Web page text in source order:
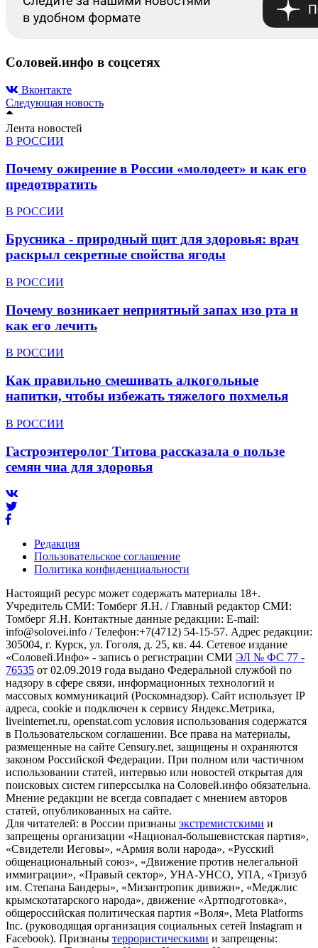
Соловей.инфо в соцсетях
Вконтакте
Следующая новость
Лента новостей
В РОССИИ
Почему ожирение в России «молодеет» и как его
предотвратить
В РОССИИ
Брусника - природный щит для здоровья: врач
раскрыл секретные свойства ягоды
В РОССИИ
Почему возникает неприятный запах изо рта и
как его лечить
В РОССИИ
Как правильно смешивать алкогольные
напитки, чтобы избежать тяжелого похмелья
В РОССИИ
Гастроэнтеролог Титова рассказала о пользе
семян чиа для здоровья
Редакция
Пользовательское соглашение
Политика конфиденциальности
Настоящий ресурс может содержать материалы 18+.
Учредитель СМИ: Томберг Я.Н. / Главный редактор СМИ:
Томберг Я.Н. Контактные данные редакции: E-mail:
info@solovei.info / Телефон:+7(4712) 54-15-57. Адрес редакции:
305004, г. Курск, ул. Гоголя, д. 25, кв. 44. Сетевое издание
«Соловей.Инфо» - запись о регистрации СМИ ЭЛ № ФС 77 -
76535 от 02.09.2019 года выдано Федеральной службой по
надзору в сфере связи, информационных технологий и
массовых коммуникаций (Роскомнадзор). Сайт использует IP
адреса, cookie и подключен к сервису Яндекс.Метрика,
liveinternet.ru, openstat.com условия использования содержатся
в Пользовательском соглашении. Все права на материалы,
размещенные на сайте Censury.net, защищены и охраняются
законом Российской Федерации. При полном или частичном
использовании статей, интервью или новостей открытая для
поисковых систем гиперссылка на Соловей.инфо обязательна.
Мнение редакции не всегда совпадает с мнением авторов
статей, опубликованных на сайте.
Для читателей: в России признаны экстремистскими и
запрещены организации «Национал-большевистская партия»,
«Свидетели Иеговы», «Армия воли народа», «Русский
общенациональный союз», «Движение против нелегальной
иммиграции», «Правый сектор», УНА-УНСО, УПА, «Тризуб
им. Степана Бандеры», «Мизантропик дивижн», «Меджлис
крымскотатарского народа», движение «Артподготовка»,
общероссийская политическая партия «Воля», Meta Platforms
Inc. (руководящая организация социальных сетей Instagram и
Facebook). Признаны террористическими и запрещены: